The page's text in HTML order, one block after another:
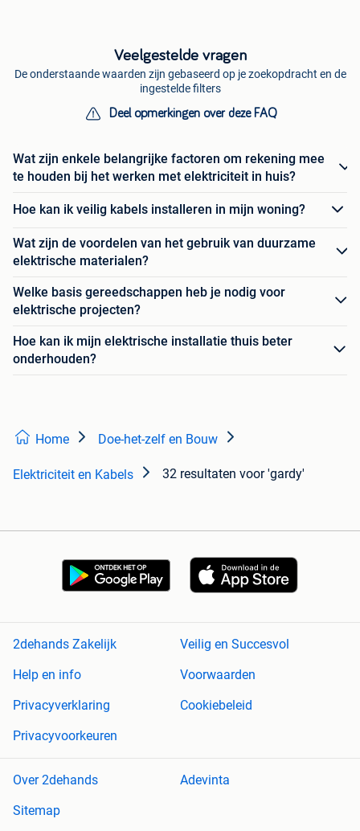
Veelgestelde vragen
De onderstaande waarden zijn gebaseerd op je zoekopdracht en de
ingestelde filters
Deel opmerkingen over deze FAQ
Wat zijn enkele belangrijke factoren om rekening mee
te houden bij het werken met elektriciteit in huis?
Hoe kan ik veilig kabels installeren in mijn woning?
Wat zijn de voordelen van het gebruik van duurzame
elektrische materialen?
Welke basis gereedschappen heb je nodig voor
elektrische projecten?
Hoe kan ik mijn elektrische installatie thuis beter
onderhouden?
Home Doe-het-zelf en Bouw
Elektriciteit en Kabels 32 resultaten voor 'gardy'
2dehands Zakelijk
Veilig en Succesvol
Help en info
Voorwaarden
Privacyverklaring
Cookiebeleid
Privacyvoorkeuren
Over 2dehands
Adevinta
Sitemap